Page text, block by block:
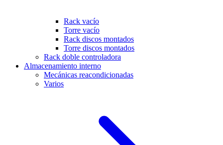
Rack vacío
Torre vacío
Rack discos montados
Torre discos montados
Rack doble controladora
Almacenamiento interno
Mecánicas reacondicionadas
Varios